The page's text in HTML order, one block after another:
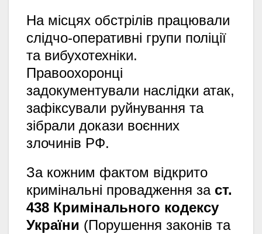
На місцях обстрілів працювали
слідчо-оперативні групи поліції
та вибухотехніки.
Правоохоронці
задокументували наслідки атак,
зафіксували руйнування та
зібрали докази воєнних
злочинів РФ.
За кожним фактом відкрито
кримінальні провадження за ст.
438 Кримінального кодексу
України (Порушення законів та